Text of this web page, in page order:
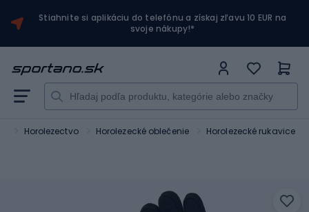
Stiahnite si aplikáciu do telefónu a získaj zľavu 10 EUR na
svoje nákupy!*
Horolezectvo Horolezecké oblečenie Horolezecké rukavice